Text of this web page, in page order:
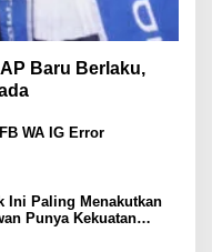
Baru Berlaku,
WA IG Error
Ini Paling Menakutkan
Punya Kekuatan